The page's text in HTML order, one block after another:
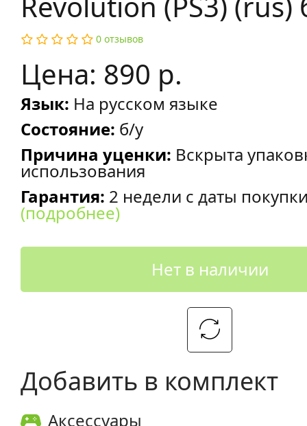
0 отзывов
Цена: 890 р.
Язык: На русском языке
Состояние: б/у
Причина уценки: Вскрыта
использования
Гарантия: 2 недели с даты
(подробнее)
Нет в наличии
Добавить в комплект
Аксессуары